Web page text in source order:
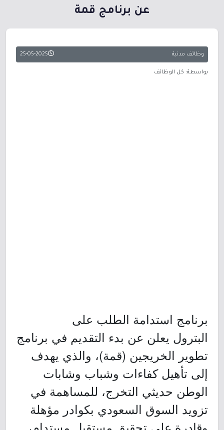
عن برنامج قمة
وظائف مدنية 25-05-2025
بواسطة: كل الوظائف
برنامج استدامة الطلب على
البترول يعلن عن بدء التقديم في برنامج
تطوير الخريجين (قمة)، والذي يهدف
إلى تأهيل كفاءات وشباب وشابات
الوطن حديثي التخرج، للمساهمة في
تزويد السوق السعودي بكوادر مؤهلة